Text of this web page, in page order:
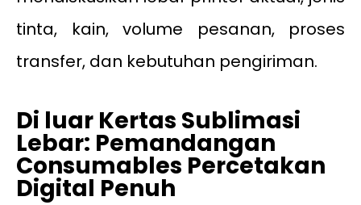
tinta, kain, volume pesanan, proses
transfer, dan kebutuhan pengiriman.
Di luar Kertas Sublimasi
Lebar: Pemandangan
Consumables Percetakan
Digital Penuh